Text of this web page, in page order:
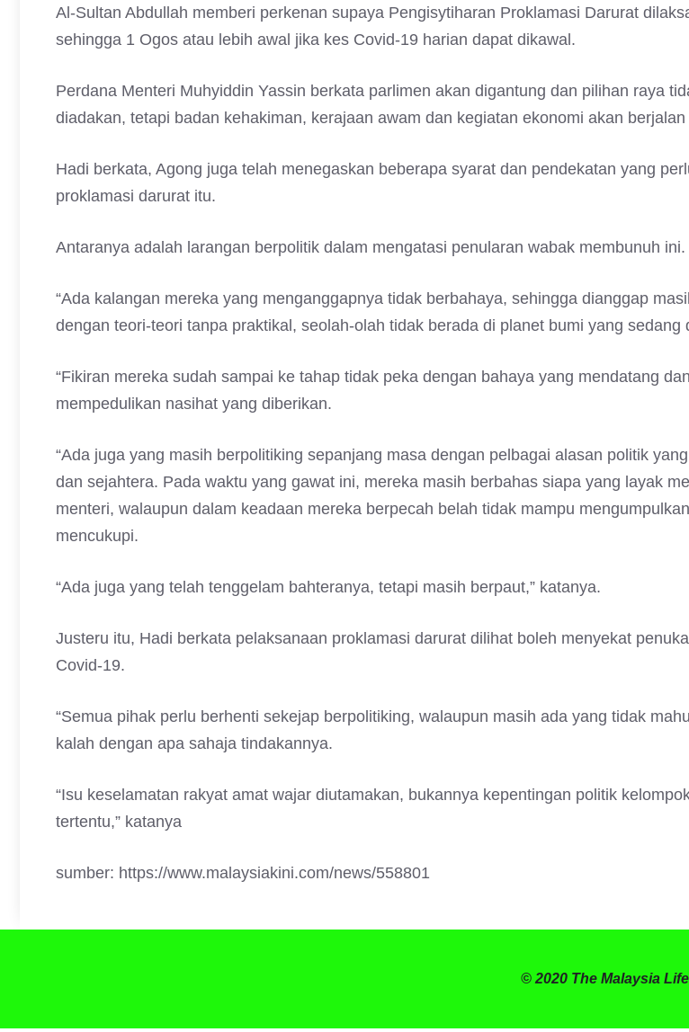
Al-Sultan Abdullah memberi perkenan supaya Pengisytiharan Proklamasi Darurat
sehingga 1 Ogos atau lebih awal jika kes Covid-19 harian dapat dikawal.
Perdana Menteri Muhyiddin Yassin berkata parlimen akan digantung dan pilihan raya
diadakan, tetapi badan kehakiman, kerajaan awam dan kegiatan ekonomi akan
Hadi berkata, Agong juga telah menegaskan beberapa syarat dan pendekatan yang
proklamasi darurat itu.
Antaranya adalah larangan berpolitik dalam mengatasi penularan wabak membunuh ini.
“Ada kalangan mereka yang menganggapnya tidak berbahaya, sehingga dianggap
dengan teori-teori tanpa praktikal, seolah-olah tidak berada di planet bumi yang sedang
“Fikiran mereka sudah sampai ke tahap tidak peka dengan bahaya yang mendatang
mempedulikan nasihat yang diberikan.
“Ada juga yang masih berpolitiking sepanjang masa dengan pelbagai alasan politik
dan sejahtera. Pada waktu yang gawat ini, mereka masih berbahas siapa yang layak
menteri, walaupun dalam keadaan mereka berpecah belah tidak mampu
mencukupi.
“Ada juga yang telah tenggelam bahteranya, tetapi masih berpaut,” katanya.
Justeru itu, Hadi berkata pelaksanaan proklamasi darurat dilihat boleh menyekat
Covid-19.
“Semua pihak perlu berhenti sekejap berpolitiking, walaupun masih ada yang tidak
kalah dengan apa sahaja tindakannya.
“Isu keselamatan rakyat amat wajar diutamakan, bukannya kepentingan politik
tertentu,” katanya
sumber: https://www.malaysiakini.com/news/558801
© 2020 The Malaysia Life